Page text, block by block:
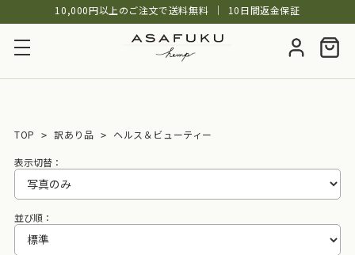
10,000円以上のご注文で送料無料 │ 10日間返金保証
TOP 訳あり品 ヘルス＆ビューティー
表示切替：
並び順：